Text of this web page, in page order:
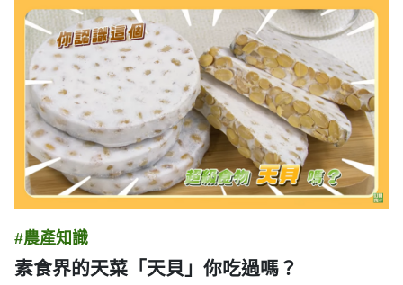
#農產知識
素食界的天菜「天貝」你吃過嗎？